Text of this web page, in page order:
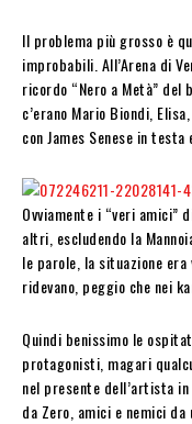
Il problema più grosso è
improbabili. All’Arena di
ricordo “Nero a Metà” del
c’erano Mario Biondi,
con James Senese in
Ovviamente i “veri amici”
altri, escludendo la
le parole, la situazione
ridevano, peggio che nei
Quindi benissimo le
protagonisti, magari
nel presente dell’artista
da Zero, amici e nemici da